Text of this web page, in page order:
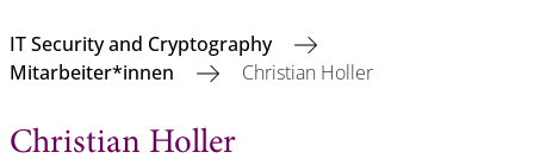
IT Security and Cryptography
Mitarbeiter*innen
Christian Holler
Christian Holler